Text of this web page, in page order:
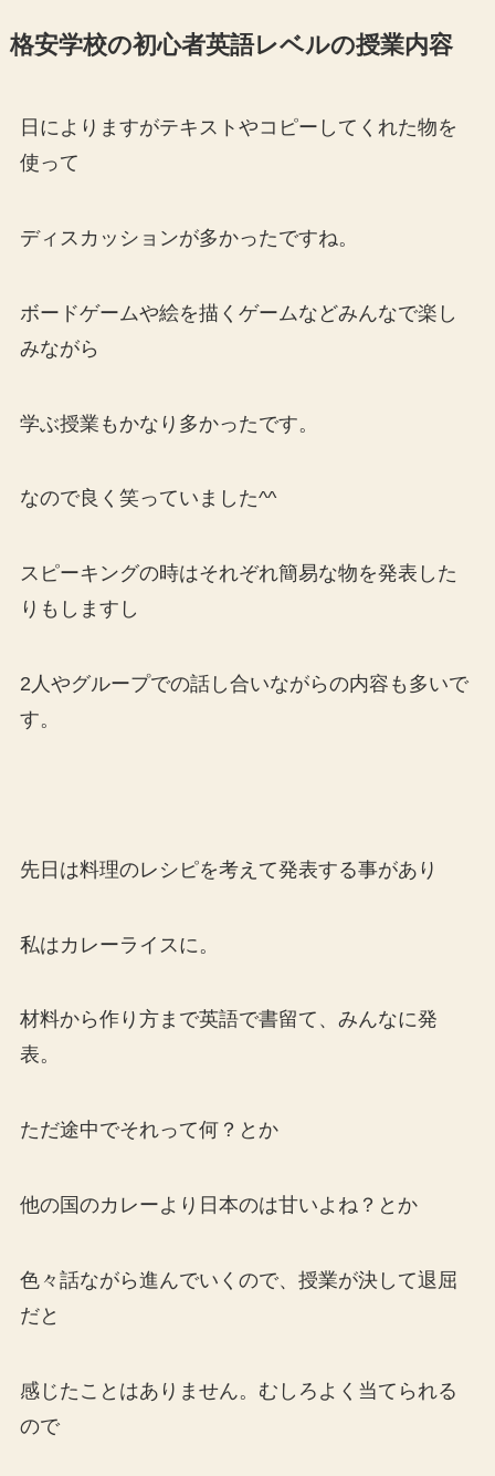
格安学校の初心者英語レベルの授業内容
日によりますがテキストやコピーしてくれた物を
使って
ディスカッションが多かったですね。
ボードゲームや絵を描くゲームなどみんなで楽し
みながら
学ぶ授業もかなり多かったです。
なので良く笑っていました^^
スピーキングの時はそれぞれ簡易な物を発表した
りもしますし
2人やグループでの話し合いながらの内容も多いで
す。
先日は料理のレシピを考えて発表する事があり
私はカレーライスに。
材料から作り方まで英語で書留て、みんなに発
表。
ただ途中でそれって何？とか
他の国のカレーより日本のは甘いよね？とか
色々話ながら進んでいくので、授業が決して退屈
だと
感じたことはありません。むしろよく当てられる
ので